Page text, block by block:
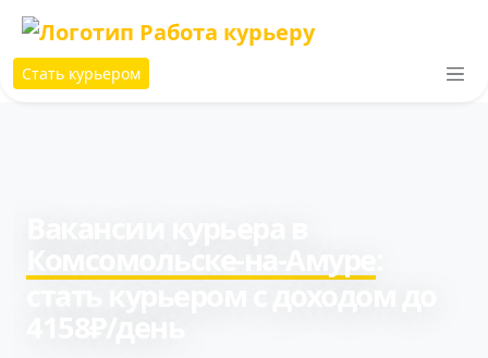
Стать курьером